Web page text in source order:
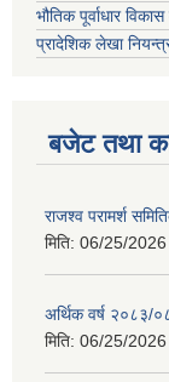
भौतिक पूर्वाधार
प्रादेशिक लेखा
बजेट तथा
राजश्व परामर्श
मिति: 06/25/
अर्थिक वर्ष २०८३/
मिति: 06/25/